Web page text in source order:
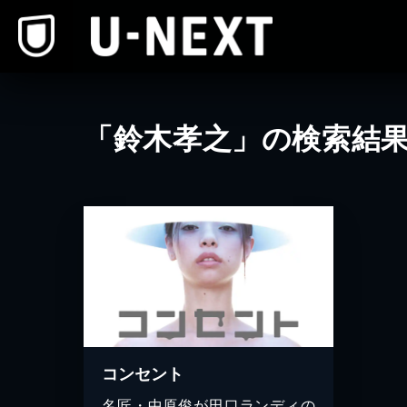
「鈴木孝之」の検索結
コンセント